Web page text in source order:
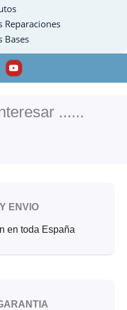
Reparaciones
Bases
Y
o
u
t
e ......
ENVIO
en toda España